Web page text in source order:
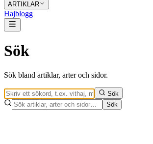
ARTIKLAR
Hajblogg
Sök
Sök bland artiklar, arter och sidor.
Sök
Sök